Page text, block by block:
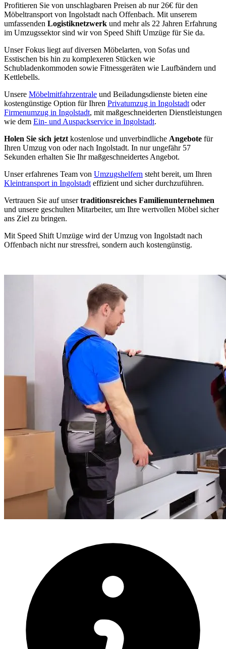
Profitieren Sie von unschlagbaren Preisen ab nur 26€ für den
Möbeltransport von Ingolstadt nach Offenbach. Mit unserem
umfassenden Logistiknetzwerk und mehr als 22 Jahren Erfahrung
im Umzugssektor sind wir von Speed Shift Umzüge für Sie da.
Unser Fokus liegt auf diversen Möbelarten, von Sofas und
Esstischen bis hin zu komplexeren Stücken wie
Schubladenkommoden sowie Fitnessgeräten wie Laufbändern und
Kettlebells.
Unsere Möbelmitfahrzentrale und Beiladungsdienste bieten eine
kostengünstige Option für Ihren Privatumzug in Ingolstadt oder
Firmenumzug in Ingolstadt, mit maßgeschneiderten Dienstleistungen
wie dem Ein- und Auspackservice in Ingolstadt.
Holen Sie sich jetzt kostenlose und unverbindliche Angebote für
Ihren Umzug von oder nach Ingolstadt. In nur ungefähr 57
Sekunden erhalten Sie Ihr maßgeschneidertes Angebot.
Unser erfahrenes Team von Umzugshelfern steht bereit, um Ihren
Kleintransport in Ingolstadt effizient und sicher durchzuführen.
Vertrauen Sie auf unsertraditionsreiches Familienunternehmen
und unsere geschulten Mitarbeiter, um Ihre wertvollen Möbel sicher
ans Ziel zu bringen.
Mit Speed Shift Umzüge wird der Umzug von Ingolstadt nach
Offenbach nicht nur stressfrei, sondern auch kostengünstig.